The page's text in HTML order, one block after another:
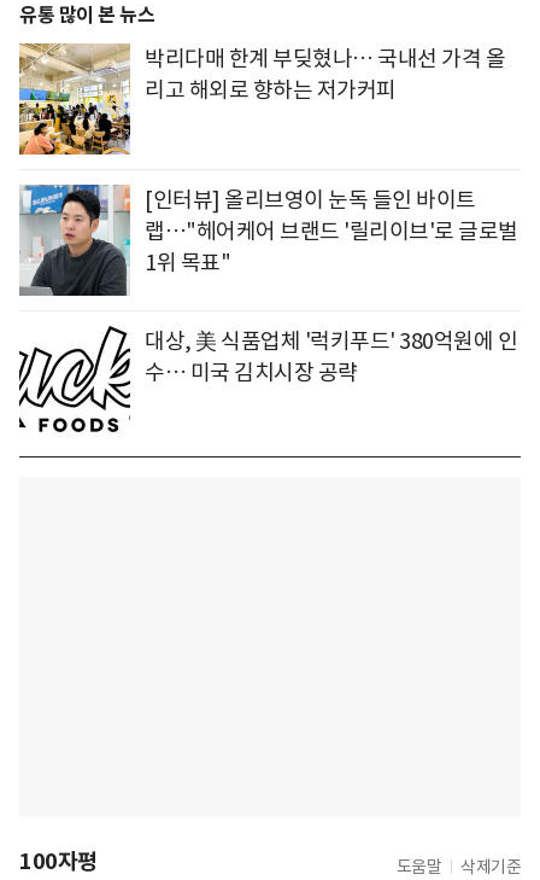
유통 많이 본 뉴스
박리다매 한계 부딪혔나… 국내선 가격 올
리고 해외로 향하는 저가커피
[인터뷰] 올리브영이 눈독 들인 바이트
랩…"헤어케어 브랜드 '릴리이브'로 글로벌
1위 목표"
대상, 美 식품업체 '럭키푸드' 380억원에 인
수… 미국 김치시장 공략
100자평 도움말 삭제기준